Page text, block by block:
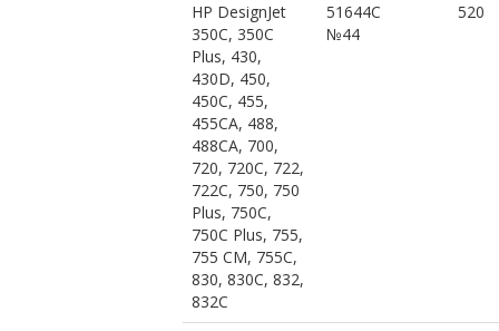
HP DesignJet
350C, 350C
Plus, 430,
430D, 450,
450C, 455,
455CA, 488,
488CA, 700,
720, 720C, 722,
722C, 750, 750
Plus, 750C,
750C Plus, 755,
755 CM, 755C,
830, 830C, 832,
832C
51644C
№44
520